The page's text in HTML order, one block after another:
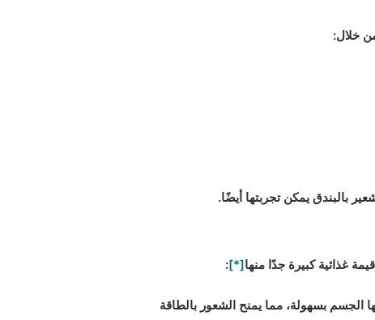
خلال:
بالبندق يمكن تجربتها أيضًا.
غذائية كبيرة جدًا منها[*]
:
الجسم بسهولة، مما يمنح الشعور بالطاقة